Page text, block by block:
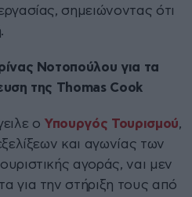
σημειώνοντας ότι
Νοτοπούλου για τα
της Thomas Cook
ο Υπουργός Τουρισμού,
και αγωνίας των
αγοράς, ναι μεν
για την στήριξη τους από